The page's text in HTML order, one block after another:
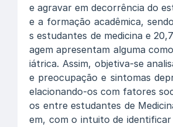
e agravar em decorrência do
e a formação acadêmica,
s estudantes de medicina e
agem apresentam alguma
iátrica. Assim, objetiva-se
e preocupação e sintomas
elacionando-os com fatores
os entre estudantes de
em, com o intuito de